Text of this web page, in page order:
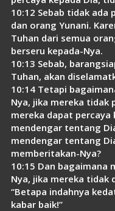
10:12 Sebab tidak ada
dan orang Yunani.
Tuhan dari semua
berseru kepada-Nya.
10:13 Sebab,
Tuhan, akan
10:14 Tetapi
Nya, jika mereka tidak
mereka dapat percaya
mendengar tentang
mendengar tentang
memberitakan-Nya?
10:15 Dan bagaimana
Nya, jika mereka tidak
“Betapa indahnya
kabar baik!”